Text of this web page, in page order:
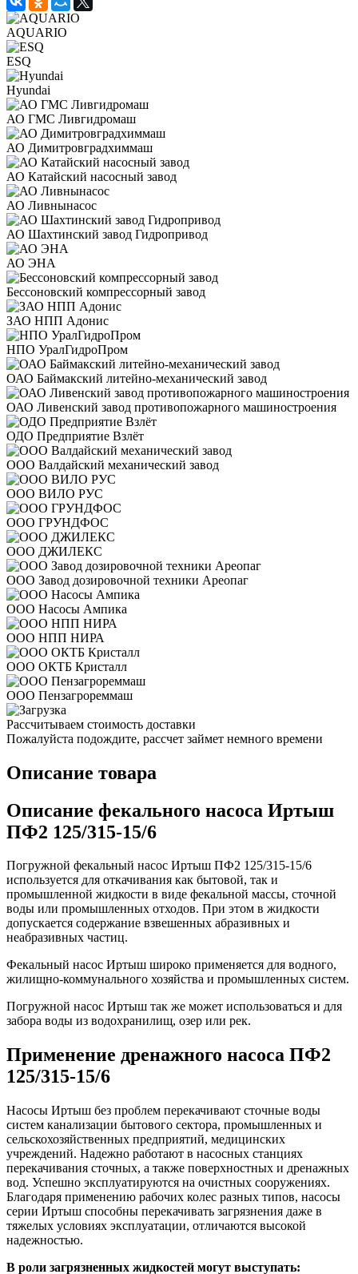
AQUARIO
ESQ
Hyundai
АО ГМС Ливгидромаш
АО Димитровградхиммаш
АО Катайский насосный завод
АО Ливнынасос
АО Шахтинский завод Гидропривод
АО ЭНА
Бессоновский компрессорный завод
ЗАО НПП Адонис
НПО УралГидроПром
ОАО Баймакский литейно-механический завод
ОАО Ливенский завод противопожарного машиностроения
ОДО Предприятие Взлёт
ООО Валдайский механический завод
ООО ВИЛО РУС
ООО ГРУНДФОС
ООО ДЖИЛЕКС
ООО Завод дозировочной техники Ареопаг
ООО Насосы Ампика
ООО НПП НИРА
ООО ОКТБ Кристалл
ООО Пензагрореммаш
Рассчитываем стоимость доставки
Пожалуйста подождите, рассчет займет немного времени
Описание товара
Описание фекального насоса Иртыш
ПФ2 125/315-15/6
Погружной фекальный насос Иртыш ПФ2 125/315-15/6
используется для откачивания как бытовой, так и
промышленной жидкости в виде фекальной массы, сточной
воды или промышленных отходов. При этом в жидкости
допускается содержание взвешенных абразивных и
неабразивных частиц.
Фекальный насос Иртыш широко применяется для водного,
жилищно-коммунального хозяйства и промышленных систем.
Погружной насос Иртыш так же может использоваться и для
забора воды из водохранилищ, озер или рек.
Применение дренажного насоса ПФ2
125/315-15/6
Насосы Иртыш без проблем перекачивают сточные воды
систем канализации бытового сектора, промышленных и
сельскохозяйственных предприятий, медицинских
учреждений. Надежно работают в насосных станциях
перекачивания сточных, а также поверхностных и дренажных
вод. Успешно эксплуатируются на очистных сооружениях.
Благодаря применению рабочих колес разных типов, насосы
серии Иртыш способны перекачивать загрязнения даже в
тяжелых условиях эксплуатации, отличаются высокой
надежностью.
В роли загрязненных жидкостей могут выступать: